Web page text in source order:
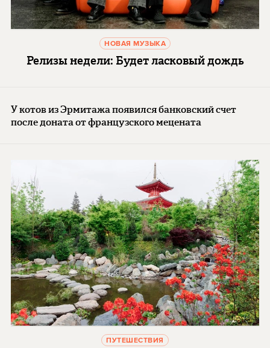
НОВАЯ МУЗЫКА
Релизы недели: Будет ласковый дождь
У котов из Эрмитажа появился банковский счет
после доната от французского мецената
ПУТЕШЕСТВИЯ